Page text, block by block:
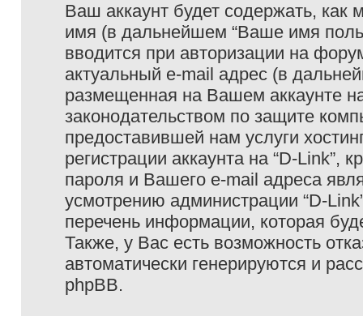
Ваш аккаунт будет содержать,
имя (в дальнейшем “Ваше имя
вводится при авторизации на
актуальный e-mail адрес (в
размещенная на Вашем аккаунте
законодательством по защите
предоставившей нам услуги
регистрации аккаунта на “D-
пароля и Вашего e-mail адреса
усмотрению администрации “D-
перечень информации, которая
Также, у Вас есть возможность
автоматически генерируются и
phpBB.